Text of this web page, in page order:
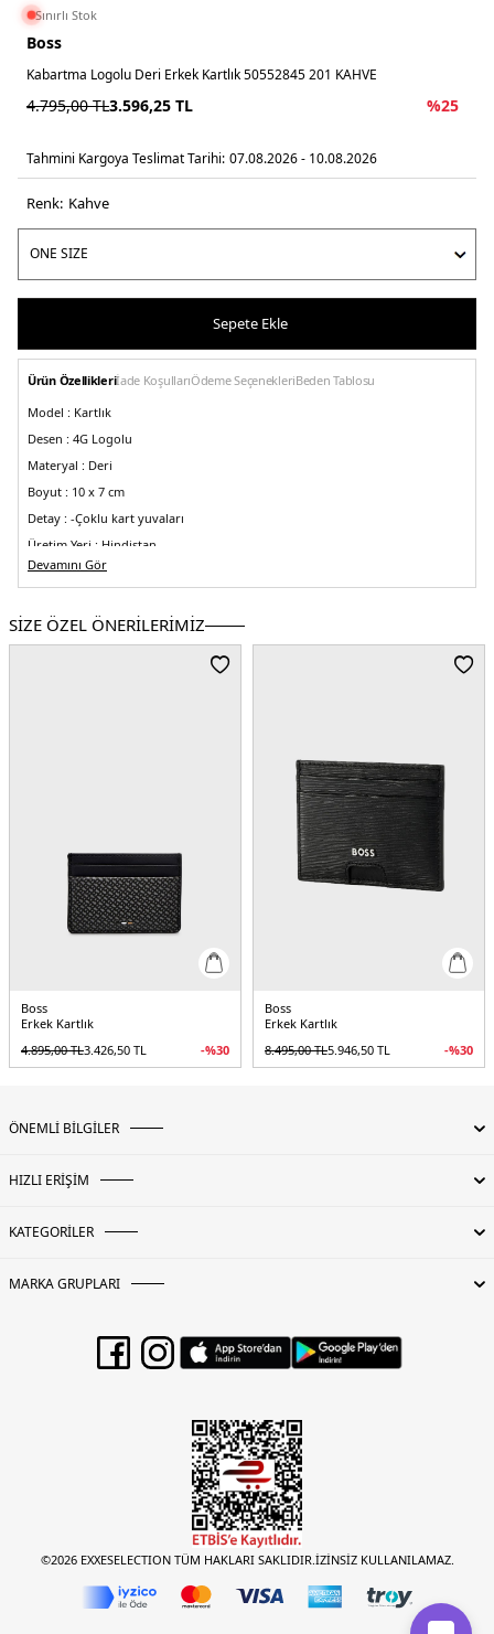
Sınırlı Stok
Boss
Kabartma Logolu Deri Erkek Kartlık 50552845 201 KAHVE
4.795,00TL3.596,25 TL %25
Tahmini Kargoya Teslimat Tarihi: 07.08.2026 - 10.08.2026
Renk: kahve
Sepete Ekle
Ürün Özellikleriİade KoşullarıÖdeme SeçenekleriBeden Tablosu
Model : Kartlık
Desen : 4G Logolu
Materyal : Deri
Boyut : 10 x 7 cm
Detay : -Çoklu kart yuvaları
Üretim Yeri : Hindistan
5DE150552845201.03
Devamını Gör
SİZE ÖZEL ÖNERİLERİMİZ
Boss
Erkek Kartlık
4.895,00TL3.426,50 TL -%30
Boss
Erkek Kartlık
8.495,00TL5.946,50 TL -%30
ÖNEMLİ BİLGİLER
HIZLI ERİŞİM
KATEGORİLER
MARKA GRUPLARI
©2026 EXXESELECTION TÜM HAKLARI SAKLIDIR.İZİNSİZ KULLANILAMAZ.